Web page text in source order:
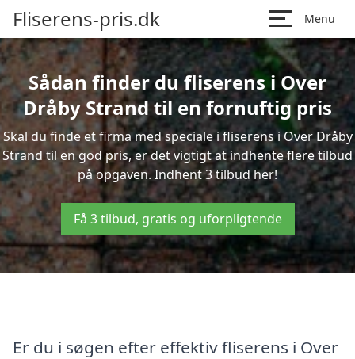
Fliserens-pris.dk Menu
Sådan finder du fliserens i Over
Dråby Strand til en fornuftig pris
Skal du finde et firma med speciale i fliserens i Over Dråby
Strand til en god pris, er det vigtigt at indhente flere tilbud
på opgaven. Indhent 3 tilbud her!
Få 3 tilbud, gratis og uforpligtende
Er du i søgen efter effektiv fliserens i Over